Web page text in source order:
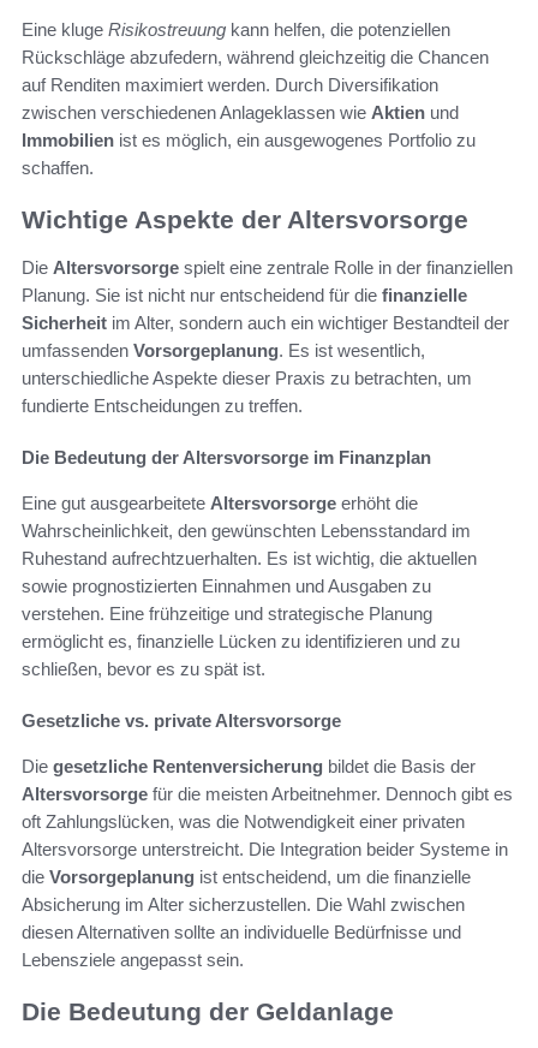
Eine kluge Risikostreuung kann helfen, die potenziellen
Rückschläge abzufedern, während gleichzeitig die Chancen
auf Renditen maximiert werden. Durch Diversifikation
zwischen verschiedenen Anlageklassen wie Aktien und
Immobilien ist es möglich, ein ausgewogenes Portfolio zu
schaffen.
Wichtige Aspekte der Altersvorsorge
Die Altersvorsorge spielt eine zentrale Rolle in der finanziellen
Planung. Sie ist nicht nur entscheidend für die finanzielle
Sicherheit im Alter, sondern auch ein wichtiger Bestandteil der
umfassenden Vorsorgeplanung. Es ist wesentlich,
unterschiedliche Aspekte dieser Praxis zu betrachten, um
fundierte Entscheidungen zu treffen.
Die Bedeutung der Altersvorsorge im Finanzplan
Eine gut ausgearbeitete Altersvorsorge erhöht die
Wahrscheinlichkeit, den gewünschten Lebensstandard im
Ruhestand aufrechtzuerhalten. Es ist wichtig, die aktuellen
sowie prognostizierten Einnahmen und Ausgaben zu
verstehen. Eine frühzeitige und strategische Planung
ermöglicht es, finanzielle Lücken zu identifizieren und zu
schließen, bevor es zu spät ist.
Gesetzliche vs. private Altersvorsorge
Die gesetzliche Rentenversicherung bildet die Basis der
Altersvorsorge für die meisten Arbeitnehmer. Dennoch gibt es
oft Zahlungslücken, was die Notwendigkeit einer privaten
Altersvorsorge unterstreicht. Die Integration beider Systeme in
die Vorsorgeplanung ist entscheidend, um die finanzielle
Absicherung im Alter sicherzustellen. Die Wahl zwischen
diesen Alternativen sollte an individuelle Bedürfnisse und
Lebensziele angepasst sein.
Die Bedeutung der Geldanlage